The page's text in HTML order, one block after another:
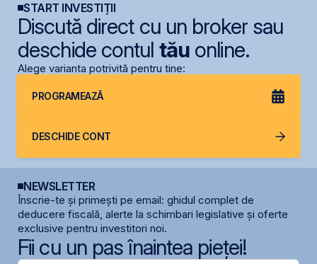
START INVESTIȚII
Discută direct cu un broker sau
deschide contul tăuonline.
Alege varianta potrivită pentru tine:
PROGRAMEAZĂ
DESCHIDE CONT
NEWSLETTER
Înscrie-te și primești pe email: ghidul complet de
deducere fiscală, alerte la schimbari legislative și oferte
exclusive pentru investitori noi.
Fii cu un pas înaintea pieței!